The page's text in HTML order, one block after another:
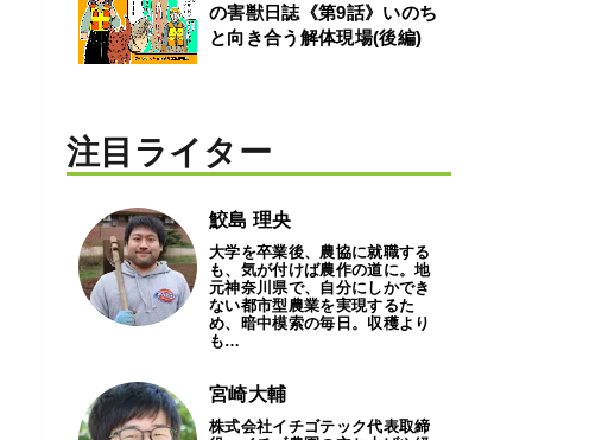
の害獣日誌《第9話》いのち
と向き合う解体現場(後編)
注目ライター
鮫島 理央
大学を卒業後、農協に就職する
も、気が付けば農作の道に。地
元神奈川県で、自分にしかでき
ない都市型農業を実現するた
め、暗中模索の毎日。収穫より
も…
宮崎大輔
株式会社イチゴテック代表取締